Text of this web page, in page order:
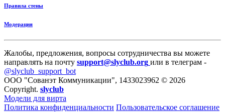
Правила стены
Модерация
Жалобы, предложения, вопросы сотрудничества вы можете
направлять на почту support@slyclub.org или в телеграм -
@slyclub_support_bot
ООО "Сованэт Коммуникации", 1433023962 © 2026
Copyright. slyclub
Модели для вирта
Политика конфиденциальности Пользовательское соглашение